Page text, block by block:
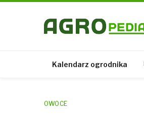
Kalendarz ogrodnika
OWOCE